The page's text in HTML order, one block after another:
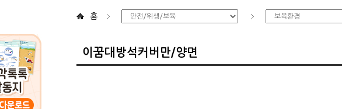
홈
이꿈대방석커버만/양면